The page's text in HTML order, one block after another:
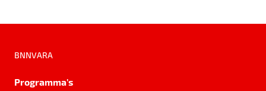
BNNVARA
Programma's